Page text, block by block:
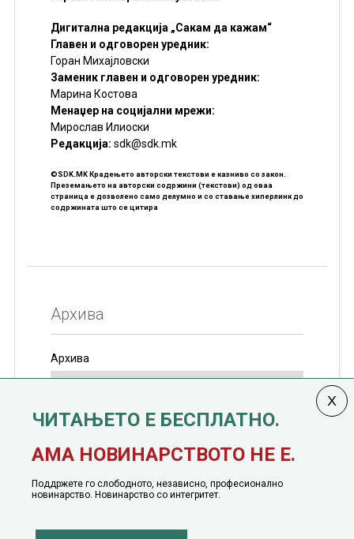
Дигитална редакција „Сакам да кажам“
Главен и одговорен уредник:
Горан Михајловски
Заменик главен и одговорен уредник:
Марина Костова
Менаџер на социјални мрежи:
Мирослав Илиоски
Редакцијa: sdk@sdk.mk
©SDK.MK Крадењето авторски текстови е казниво со закон.
Преземањето на авторски содржини (текстови) од оваа
страница е дозволено само делумно и со ставање хиперлинк до
содржината што се цитира
Архива
Архива
јануари, 1991 година
ЧИТАЊЕТО Е БЕСПЛАТНО.
АМА НОВИНАРСТВОТО НЕ Е.
Поддржете го слободното, независно, професионално
новинарство. Новинарство со интегритет.